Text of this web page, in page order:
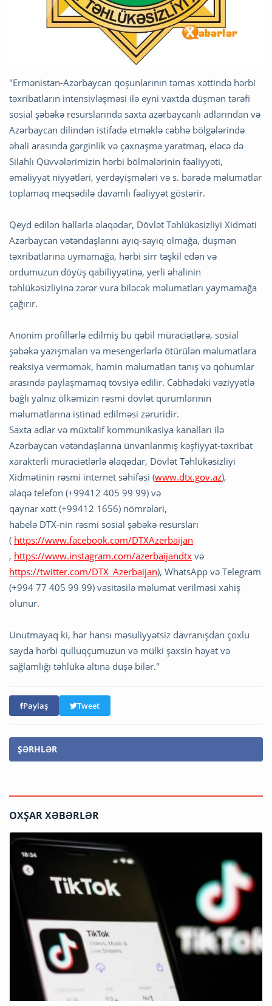
"Ermənistan-Azərbaycan qoşunlarının təmas xəttində hərbi
təxribatların intensivləşməsi ilə eyni vaxtda düşmən tərəfi
sosial şəbəkə resurslarında saxta azərbaycanlı adlarından və
Azərbaycan dilindən istifadə etməklə cəbhə bölgələrində
əhali arasında gərginlik və çaxnaşma yaratmaq, eləcə də
Silahlı Qüvvələrimizin hərbi bölmələrinin fəaliyyəti,
əməliyyat niyyətləri, yerdəyişmələri və s. barədə məlumatlar
toplamaq məqsədilə davamlı fəaliyyət göstərir.
Qeyd edilən hallarla əlaqədar, Dövlət Təhlükəsizliyi Xidməti
Azərbaycan vətəndaşlarını ayıq-sayıq olmağa, düşmən
təxribatlarına uymamağa, hərbi sirr təşkil edən və
ordumuzun döyüş qabiliyyətinə, yerli əhalinin
təhlükəsizliyinə zərər vura biləcək məlumatları yaymamağa
çağırır.
Anonim profillərlə edilmiş bu qəbil müraciətlərə, sosial
şəbəkə yazışmaları və mesengerlərlə ötürülən məlumatlara
reaksiya verməmək, həmin məlumatları tanış və qohumlar
arasında paylaşmamaq tövsiyə edilir. Cəbhədəki vəziyyətlə
bağlı yalnız ölkəmizin rəsmi dövlət qurumlarının
məlumatlarına istinad edilməsi zəruridir.
Saxta adlar və müxtəlif kommunikasiya kanalları ilə
Azərbaycan vətəndaşlarına ünvanlanmış kəşfiyyat-təxribat
xarakterli müraciətlərlə əlaqədar, Dövlət Təhlükəsizliyi
Xidmətinin rəsmi internet səhifəsi (www.dtx.gov.az),
əlaqə telefon (+99412 405 99 99) və
qaynar xətt (+99412 1656) nömrələri,
habelə DTX-nin rəsmi sosial şəbəkə resursları
( https://www.facebook.com/DTXAzerbaijan
, https://www.instagram.com/azerbaijandtx və
https://twitter.com/DTX_Azerbaijan), WhatsApp və Telegram
(+994 77 405 99 99) vasitəsilə məlumat verilməsi xahiş
olunur.
Unutmayaq ki, hər hansı məsuliyyətsiz davranışdan çoxlu
sayda hərbi qulluqçumuzun və mülki şəxsin həyat və
sağlamlığı təhlükə altına düşə bilər."
Paylaş Tweet
ŞƏRHLƏR
OXŞAR XƏBƏRLƏR